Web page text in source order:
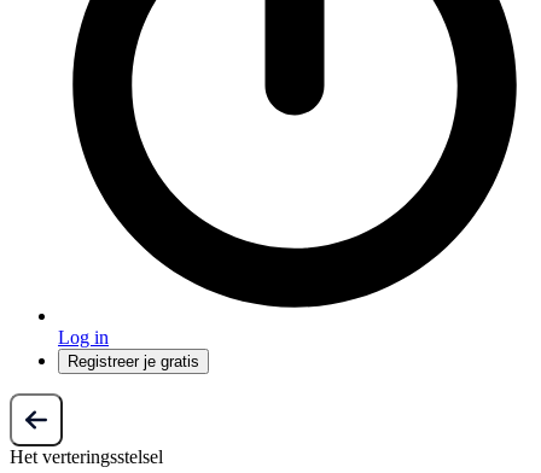
Log in
Registreer je gratis
Het verteringsstelsel